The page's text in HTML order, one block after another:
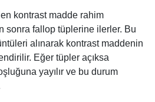
kontrast madde rahim
sonra fallop tüplerine ilerler. Bu
alınarak kontrast maddenin
Eğer tüpler açıksa
yayılır ve bu durum